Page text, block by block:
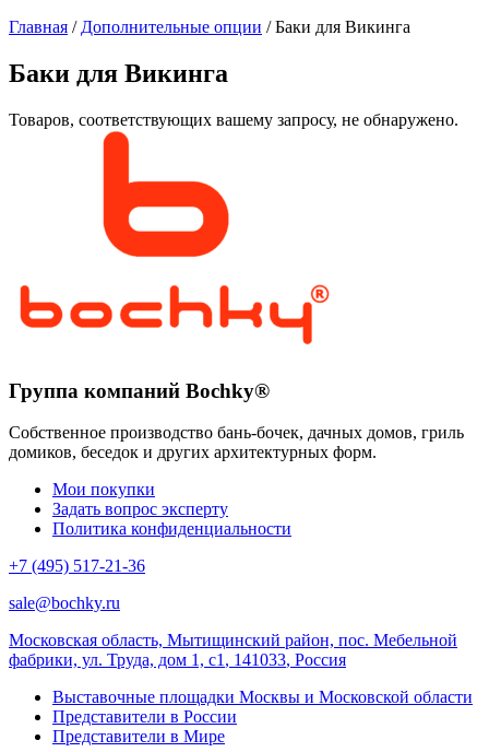
Главная / Дополнительные опции / Баки для Викинга
Баки для Викинга
Товаров, соответствующих вашему запросу, не обнаружено.
Группа компаний Bochky®
Собственное производство бань-бочек, дачных домов, гриль
домиков, беседок и других архитектурных форм.
Мои покупки
Задать вопрос эксперту
Политика конфиденциальности
+7 (495) 517-21-36
sale@bochky.ru
Московская область, Мытищинский район, пос. Мебельной
фабрики, ул. Труда, дом 1, с1 , 141033, Россия
Выставочные площадки Москвы и Московской области
Представители в России
Представители в Мире